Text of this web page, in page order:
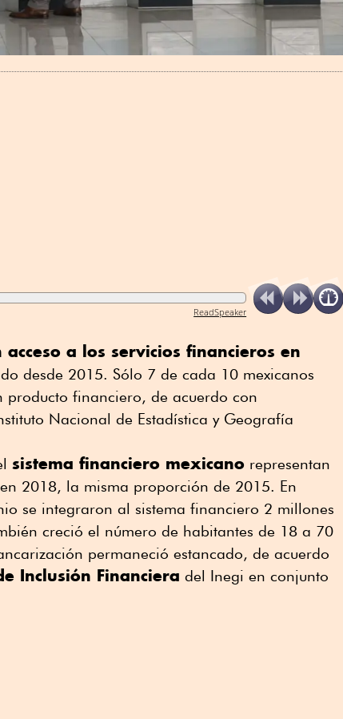
ReadSpeaker
a los servicios financieros en
desde 2015. Sólo 7 de cada 10 mexicanos
producto financiero, de acuerdo con
Nacional de Estadística y Geografía
sistema financiero mexicano representan
2018, la misma proporción de 2015. En
se integraron al sistema financiero 2 millones
creció el número de habitantes de 18 a 70
permaneció estancado, de acuerdo
Inclusión Financiera del Inegi en conjunto